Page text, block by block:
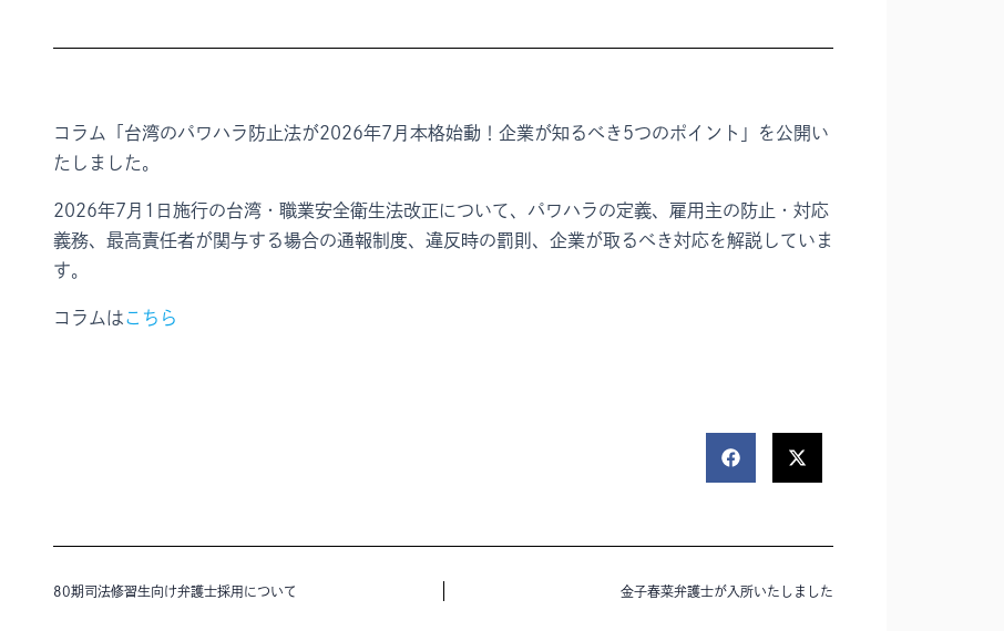
コラム「台湾のパワハラ防止法が2026年7月本格始動！企業が知るべき5つのポイント」を公開い
たしました。
2026年7月1日施行の台湾・職業安全衛生法改正について、パワハラの定義、雇用主の防止・対応
義務、最高責任者が関与する場合の通報制度、違反時の罰則、企業が取るべき対応を解説していま
す。
コラムはこちら
80期司法修習生向け弁護士採用について 金子春菜弁護士が入所いたしました